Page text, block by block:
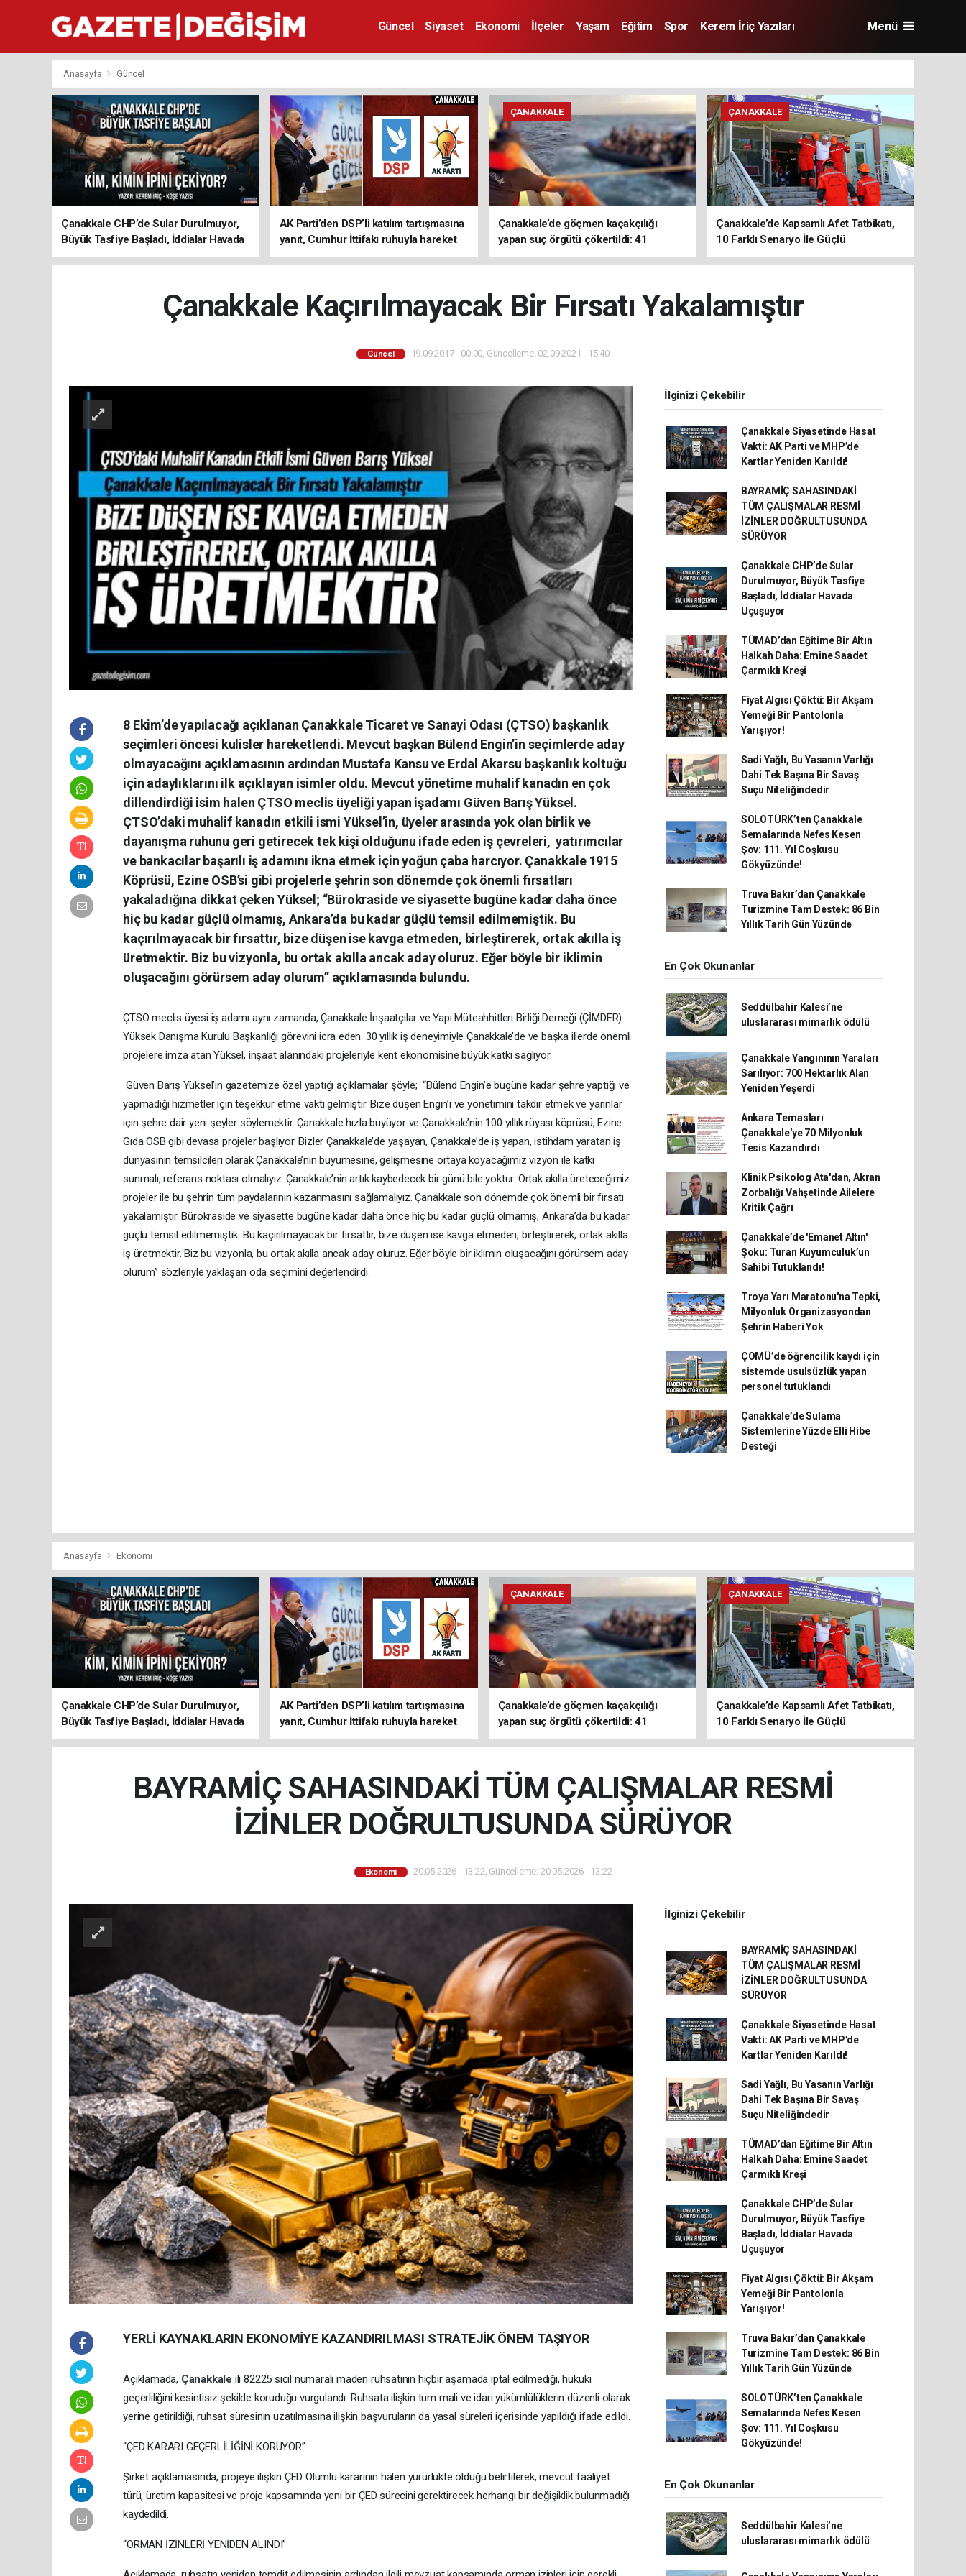
Güncel Siyaset Ekonomi İlçeler Yaşam Eğitim Spor Kerem İriç Yazıları Menü
Anasayfa Güncel
Çanakkale CHP’de Sular Durulmuyor,
Büyük Tasfiye Başladı, İddialar Havada
Uçuşuyor
AK Parti’den DSP’li katılım tartışmasına
yanıt, Cumhur İttifakı ruhuyla hareket
ediyoruz
ÇANAKKALE
Çanakkale’de göçmen kaçakçılığı
yapan suç örgütü çökertildi: 41
tutuklama
ÇANAKKALE
Çanakkale’de Kapsamlı Afet Tatbikatı,
10 Farklı Senaryo İle Güçlü
Koordinasyon
Çanakkale Kaçırılmayacak Bir Fırsatı Yakalamıştır
Güncel 19.09.2017 - 00:00, Güncelleme: 02.09.2021 - 15:40
8 Ekim’de yapılacağı açıklanan Çanakkale Ticaret ve Sanayi Odası (ÇTSO) başkanlık
seçimleri öncesi kulisler hareketlendi. Mevcut başkan Bülend Engin’in seçimlerde aday
olmayacağını açıklamasının ardından Mustafa Kansu ve Erdal Akarsu başkanlık koltuğu
için adaylıklarını ilk açıklayan isimler oldu. Mevcut yönetime muhalif kanadın en çok
dillendirdiği isim halen ÇTSO meclis üyeliği yapan işadamı Güven Barış Yüksel.
ÇTSO’daki muhalif kanadın etkili ismi Yüksel’in, üyeler arasında yok olan birlik ve
dayanışma ruhunu geri getirecek tek kişi olduğunu ifade eden iş çevreleri, yatırımcılar
ve bankacılar başarılı iş adamını ikna etmek için yoğun çaba harcıyor. Çanakkale 1915
Köprüsü, Ezine OSB’si gibi projelerle şehrin son dönemde çok önemli fırsatları
yakaladığına dikkat çeken Yüksel; “Bürokraside ve siyasette bugüne kadar daha önce
hiç bu kadar güçlü olmamış, Ankara’da bu kadar güçlü temsil edilmemiştik. Bu
kaçırılmayacak bir fırsattır, bize düşen ise kavga etmeden, birleştirerek, ortak akılla iş
üretmektir. Biz bu vizyonla, bu ortak akılla ancak aday oluruz. Eğer böyle bir iklimin
oluşacağını görürsem aday olurum” açıklamasında bulundu.
ÇTSO meclis üyesi iş adamı aynı zamanda, Çanakkale İnşaatçılar ve Yapı Müteahhitleri Birliği Derneği (ÇİMDER)
Yüksek Danışma Kurulu Başkanlığı görevini icra eden. 30 yıllık iş deneyimiyle Çanakkale’de ve başka illerde önemli
projelere imza atan Yüksel, inşaat alanındaki projeleriyle kent ekonomisine büyük katkı sağlıyor.
Güven Barış Yüksel’in gazetemize özel yaptığı açıklamalar şöyle; “Bülend Engin’e bugüne kadar şehre yaptığı ve
yapmadığı hizmetler için teşekkür etme vakti gelmiştir. Bize düşen Engin’i ve yönetimini takdir etmek ve yarınlar
için şehre dair yeni şeyler söylemektir. Çanakkale hızla büyüyor ve Çanakkale’nin 100 yıllık rüyası köprüsü, Ezine
Gıda OSB gibi devasa projeler başlıyor. Bizler Çanakkale’de yaşayan, Çanakkale’de iş yapan, istihdam yaratan iş
dünyasının temsilcileri olarak Çanakkale’nin büyümesine, gelişmesine ortaya koyacağımız vizyon ile katkı
sunmalı, referans noktası olmalıyız. Çanakkale’nin artık kaybedecek bir günü bile yoktur. Ortak akılla üreteceğimiz
projeler ile bu şehrin tüm paydalarının kazanmasını sağlamalıyız. Çanakkale son dönemde çok önemli bir fırsatı
yakalamıştır. Bürokraside ve siyasette bugüne kadar daha önce hiç bu kadar güçlü olmamış, Ankara’da bu kadar
güçlü temsil edilmemiştik. Bu kaçırılmayacak bir fırsattır, bize düşen ise kavga etmeden, birleştirerek, ortak akılla
iş üretmektir. Biz bu vizyonla, bu ortak akılla ancak aday oluruz. Eğer böyle bir iklimin oluşacağını görürsem aday
olurum” sözleriyle yaklaşan oda seçimini değerlendirdi.
İlginizi Çekebilir
Çanakkale Siyasetinde Hasat
Vakti: AK Parti ve MHP’de
Kartlar Yeniden Karıldı!
BAYRAMİÇ SAHASINDAKİ
TÜM ÇALIŞMALAR RESMİ
İZİNLER DOĞRULTUSUNDA
SÜRÜYOR
Çanakkale CHP’de Sular
Durulmuyor, Büyük Tasfiye
Başladı, İddialar Havada
Uçuşuyor
TÜMAD’dan Eğitime Bir Altın
Halkah Daha: Emine Saadet
Çarmıklı Kreşi
Fiyat Algısı Çöktü: Bir Akşam
Yemeği Bir Pantolonla
Yarışıyor!
Sadi Yağlı, Bu Yasanın Varlığı
Dahi Tek Başına Bir Savaş
Suçu Niteliğindedir
SOLOTÜRK’ten Çanakkale
Semalarında Nefes Kesen
Şov: 111. Yıl Coşkusu
Gökyüzünde!
Truva Bakır’dan Çanakkale
Turizmine Tam Destek: 86 Bin
Yıllık Tarih Gün Yüzünde
En Çok Okunanlar
Seddülbahir Kalesi’ne
uluslararası mimarlık ödülü
Çanakkale Yangınının Yaraları
Sarılıyor: 700 Hektarlık Alan
Yeniden Yeşerdi
Ankara Temasları
Çanakkale'ye 70 Milyonluk
Tesis Kazandırdı
Klinik Psikolog Ata'dan, Akran
Zorbalığı Vahşetinde Ailelere
Kritik Çağrı
Çanakkale’de 'Emanet Altın'
Şoku: Turan Kuyumculuk’un
Sahibi Tutuklandı!
Troya Yarı Maratonu'na Tepki,
Milyonluk Organizasyondan
Şehrin Haberi Yok
ÇOMÜ’de öğrencilik kaydı için
sistemde usulsüzlük yapan
personel tutuklandı
Çanakkale’de Sulama
Sistemlerine Yüzde Elli Hibe
Desteği
Anasayfa Ekonomi
Çanakkale CHP’de Sular Durulmuyor,
Büyük Tasfiye Başladı, İddialar Havada
Uçuşuyor
AK Parti’den DSP’li katılım tartışmasına
yanıt, Cumhur İttifakı ruhuyla hareket
ediyoruz
ÇANAKKALE
Çanakkale’de göçmen kaçakçılığı
yapan suç örgütü çökertildi: 41
tutuklama
ÇANAKKALE
Çanakkale’de Kapsamlı Afet Tatbikatı,
10 Farklı Senaryo İle Güçlü
Koordinasyon
BAYRAMİÇ SAHASINDAKİ TÜM ÇALIŞMALAR RESMİ
İZİNLER DOĞRULTUSUNDA SÜRÜYOR
Ekonomi 20.05.2026 - 13:22, Güncelleme: 20.05.2026 - 13:22
YERLİ KAYNAKLARIN EKONOMİYE KAZANDIRILMASI STRATEJİK ÖNEM TAŞIYOR
Açıklamada, Çanakkale ili 82225 sicil numaralı maden ruhsatının hiçbir aşamada iptal edilmediği, hukuki
geçerliliğini kesintisiz şekilde koruduğu vurgulandı. Ruhsata ilişkin tüm mali ve idari yükümlülüklerin düzenli olarak
yerine getirildiği, ruhsat süresinin uzatılmasına ilişkin başvuruların da yasal süreleri içerisinde yapıldığı ifade edildi.
“ÇED KARARI GEÇERLİLİĞİNİ KORUYOR”
Şirket açıklamasında, projeye ilişkin ÇED Olumlu kararının halen yürürlükte olduğu belirtilerek, mevcut faaliyet
türü, üretim kapasitesi ve proje kapsamında yeni bir ÇED sürecini gerektirecek herhangi bir değişiklik bulunmadığı
kaydedildi.
“ORMAN İZİNLERİ YENİDEN ALINDI”
İlginizi Çekebilir
BAYRAMİÇ SAHASINDAKİ
TÜM ÇALIŞMALAR RESMİ
İZİNLER DOĞRULTUSUNDA
SÜRÜYOR
Çanakkale Siyasetinde Hasat
Vakti: AK Parti ve MHP’de
Kartlar Yeniden Karıldı!
Sadi Yağlı, Bu Yasanın Varlığı
Dahi Tek Başına Bir Savaş
Suçu Niteliğindedir
TÜMAD’dan Eğitime Bir Altın
Halkah Daha: Emine Saadet
Çarmıklı Kreşi
Çanakkale CHP’de Sular
Durulmuyor, Büyük Tasfiye
Başladı, İddialar Havada
Uçuşuyor
Fiyat Algısı Çöktü: Bir Akşam
Yemeği Bir Pantolonla
Yarışıyor!
Truva Bakır’dan Çanakkale
Turizmine Tam Destek: 86 Bin
Yıllık Tarih Gün Yüzünde
SOLOTÜRK’ten Çanakkale
Semalarında Nefes Kesen
Şov: 111. Yıl Coşkusu
Gökyüzünde!
En Çok Okunanlar
Seddülbahir Kalesi’ne
uluslararası mimarlık ödülü